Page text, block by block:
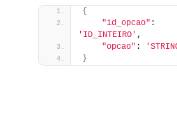
{
"id_opcao"
'ID_INTEIRO' ,
"opcao" :
}